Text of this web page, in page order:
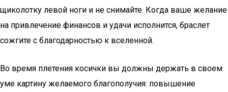
щиколотку левой ноги и не снимайте. Когда ваше желание
на привлечение финансов и удачи исполнится, браслет
сожгите с благодарностью к вселенной.
Во время плетения косички вы должны держать в своем
уме картину желаемого благополучия: повышение